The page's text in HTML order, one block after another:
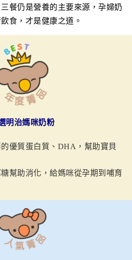
餐仍是營養的主要來源，孕婦奶
食，才是健康之道。
明治媽咪奶粉
優質蛋白質、DHA，幫助寶貝
幫助消化，給媽咪從孕期到哺育